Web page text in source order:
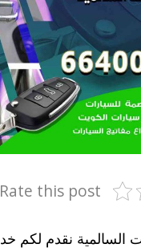
Rate this post
السالمية نقدم لكم